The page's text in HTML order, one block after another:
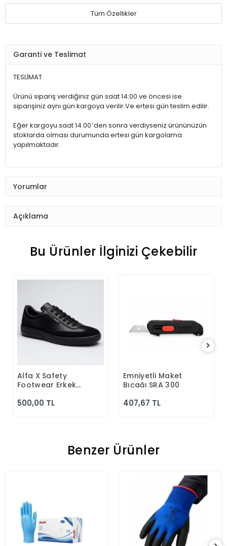
Tüm Özellikler
Garanti ve Teslimat
TESLİMAT
Ürünü sipariş verdiğiniz gün saat 14:00 ve öncesi ise
siparişiniz aynı gün kargoya verilir.Ve ertesi gün teslim edilir.
Eğer kargoyu saat 14:00`den sonra verdiyseniz ürününüzün
stoklarda olması durumunda ertesi gün kargolama
yapılmaktadır.
Yorumlar
Açıklama
Bu Ürünler İlginizi Çekebilir
Sepete Ekle
Alfa X Safety
Footwear Erkek
Klasik Ayakkabı
500,00 TL
Sepete Ekle
Emniyetli Maket
Bıçağı SRA 300
407,67 TL
Benzer Ürünler